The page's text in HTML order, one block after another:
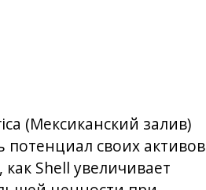
(Мексиканский залив)
потенциал своих активов
Shell увеличивает